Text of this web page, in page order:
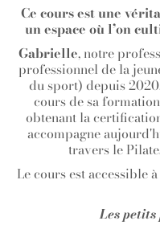
Ce cours est une
un espace où l’on
Gabrielle, notre
professionnel de la
du sport) depuis
cours de sa
obtenant la
accompagne
travers le
Le cours est accessible
Les petits